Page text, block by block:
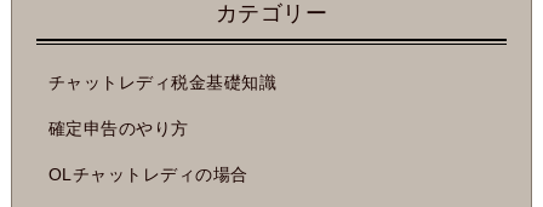
カテゴリー
チャットレディ税金基礎知識
確定申告のやり方
OLチャットレディの場合